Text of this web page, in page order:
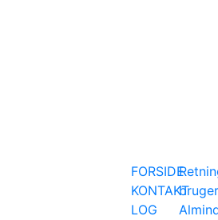
FORSIDE
KONTAKT
LOG